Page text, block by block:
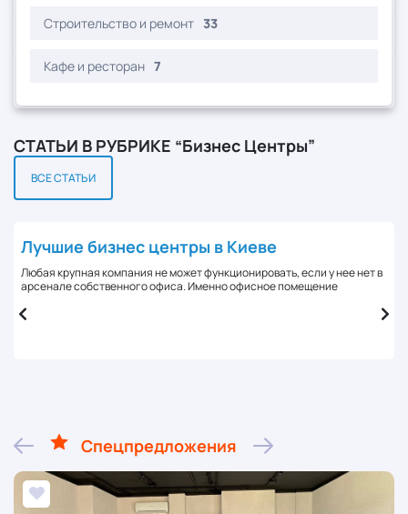
Строительство и ремонт 33
Кафе и ресторан 7
СТАТЬИ В РУБРИКЕ “Бизнес Центры”
ВСЕ СТАТЬИ
Лучшие бизнес центры в Киеве
Любая крупная компания не может функционировать, если у нее нет в
арсенале собственного офиса. Именно офисное помещение
Спецпредложения